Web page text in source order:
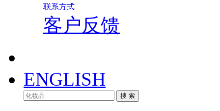
联系方式
客户反馈
ENGLISH